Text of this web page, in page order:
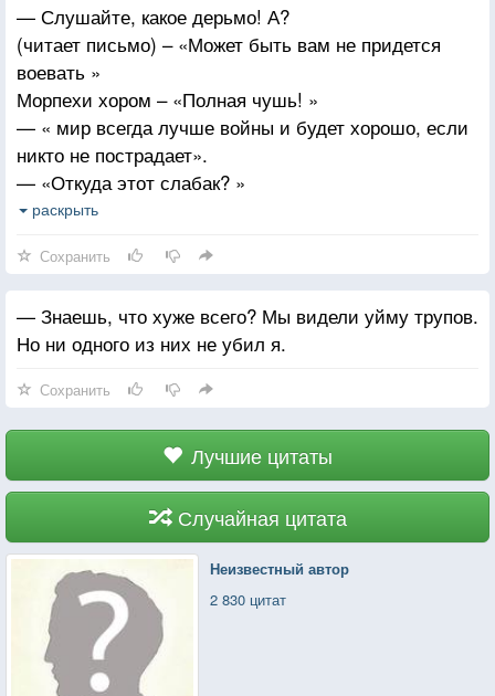
— Слушайте, какое дерьмо! А?
(читает письмо) – «Может быть вам не придется
воевать »
Морпехи хором – «Полная чушь! »
— « мир всегда лучше войны и будет хорошо, если
никто не пострадает».
— «Откуда этот слабак? »
— «Фредерик Файэрстоун, Спенсер Роуд, Чеви-
— «Дорогой Фредерик! Спасибо за письмо. Но
я американский морпех и рожден, чтобы убивать.
Хоть ты и принял меня за попивающего пивко
гомика-коммуниста. Если ты, со своими
то я кровожадный вояка просыпаюсь каждое утро с
надеждой убить своих врагов и уничтожить их
цивилизацию. Засунь свой мир себе в задницу,
Фредди. Война – вот единственный долбаный
выход! И спасибо за письмо. Твой преданный друг
Рэй».
раскрыть
Сохранить
— Знаешь, что хуже всего? Мы видели уйму трупов.
Но ни одного из них не убил я.
Сохранить
Лучшие цитаты
Случайная цитата
Неизвестный автор
2 830 цитат